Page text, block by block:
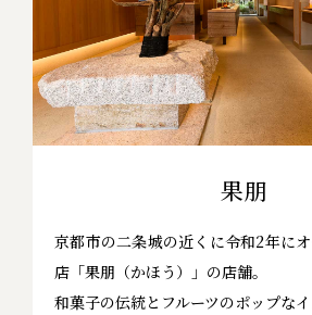
果朋
京都市の二条城の近くに令和2年に
店「果朋（かほう）」の店舗。
和菓子の伝統とフルーツのポップな